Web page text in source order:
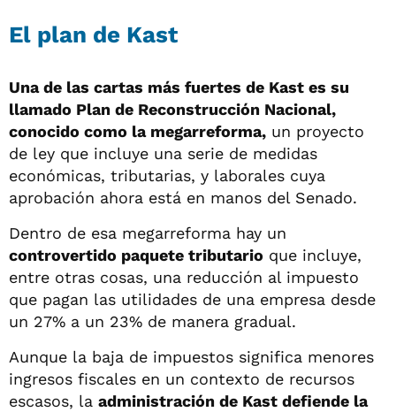
El plan de Kast
Una de las cartas más fuertes de Kast es su
llamado Plan de Reconstrucción Nacional,
conocido como la megarreforma, un proyecto
de ley que incluye una serie de medidas
económicas, tributarias, y laborales cuya
aprobación ahora está en manos del Senado.
Dentro de esa megarreforma hay un
controvertido paquete tributario que incluye,
entre otras cosas, una reducción al impuesto
que pagan las utilidades de una empresa desde
un 27% a un 23% de manera gradual.
Aunque la baja de impuestos significa menores
ingresos fiscales en un contexto de recursos
escasos, la administración de Kast defiende la